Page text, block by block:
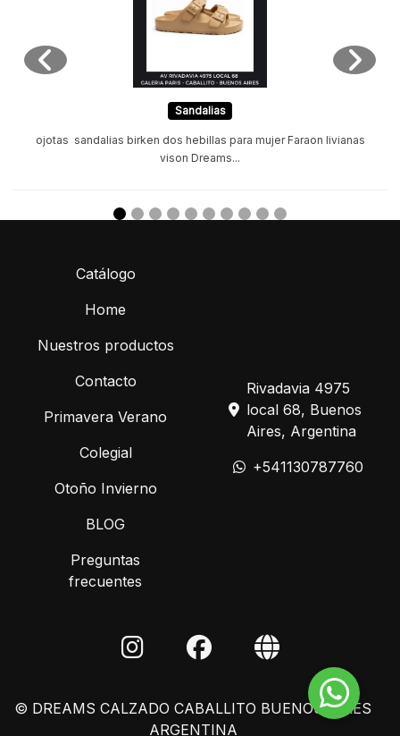
Sandalias
ojotas sandalias birken dos hebillas para mujer Faraon livianas
vison Dreams...
Catálogo
Home
Nuestros productos
Contacto
Primavera Verano
Colegial
Otoño Invierno
BLOG
Preguntas
frecuentes
Rivadavia 4975
local 68, Buenos
Aires, Argentina
+541130787760
© DREAMS CALZADO CABALLITO BUENOS AIRES
ARGENTINA